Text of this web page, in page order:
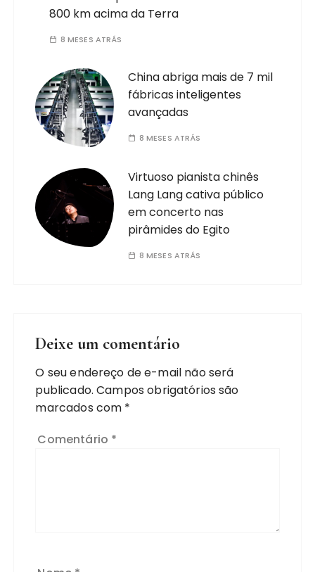
800 km acima da Terra
8 MESES ATRÁS
China abriga mais de 7 mil
fábricas inteligentes
avançadas
8 MESES ATRÁS
Virtuoso pianista chinês
Lang Lang cativa público
em concerto nas
pirâmides do Egito
8 MESES ATRÁS
Deixe um comentário
O seu endereço de e-mail não será
publicado. Campos obrigatórios são
marcados com *
Comentário *